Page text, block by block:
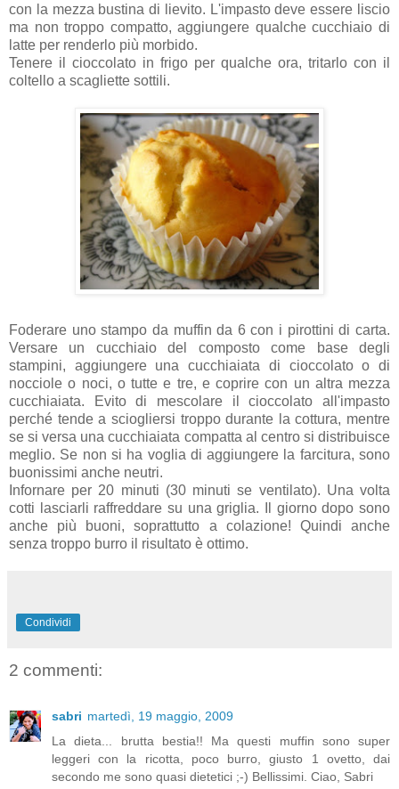
con la mezza bustina di lievito. L'impasto deve essere liscio
ma non troppo compatto, aggiungere qualche cucchiaio di
latte per renderlo più morbido.
Tenere il cioccolato in frigo per qualche ora, tritarlo con il
coltello a scagliette sottili.
Foderare uno stampo da muffin da 6 con i pirottini di carta.
Versare un cucchiaio del composto come base degli
stampini, aggiungere una cucchiaiata di cioccolato o di
nocciole o noci, o tutte e tre, e coprire con un altra mezza
cucchiaiata. Evito di mescolare il cioccolato all'impasto
perché tende a sciogliersi troppo durante la cottura, mentre
se si versa una cucchiaiata compatta al centro si distribuisce
meglio. Se non si ha voglia di aggiungere la farcitura, sono
buonissimi anche neutri.
Infornare per 20 minuti (30 minuti se ventilato). Una volta
cotti lasciarli raffreddare su una griglia. Il giorno dopo sono
anche più buoni, soprattutto a colazione! Quindi anche
senza troppo burro il risultato è ottimo.
Condividi
2 commenti:
sabri martedì, 19 maggio, 2009
La dieta... brutta bestia!! Ma questi muffin sono super
leggeri con la ricotta, poco burro, giusto 1 ovetto, dai
secondo me sono quasi dietetici ;-) Bellissimi. Ciao, Sabri